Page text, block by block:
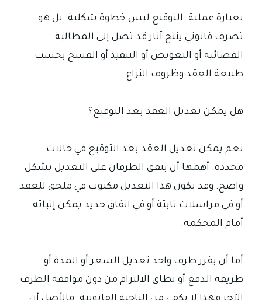
بعبارة عملية. التوقيع ليس خطوة شكلية. بل هو
تصرف قانوني ينتج آثار قد تصل إلى المطالبة
القضائية أو التعويض أو التنفيذ أو الفسخ بحسب
طبيعة العقد وظروف النزاع.
هل يمكن تعديل العقد بعد التوقيع؟
نعم يمكن تعديل العقد بعد التوقيع في حالات
محددة. أهمها أن يتفق الطرفان على التعديل بشكل
واضح. وقد يكون هذا التعديل مكتوب في ملحق للعقد
أو في مراسلات ثابتة أو في اتفاق جديد يمكن إثباته
أمام المحكمة.
أما أن يقرر طرف واحد تعديل السعر أو المدة أو
طريقة الدفع أو نطاق الالتزام من دون موافقة الطرف